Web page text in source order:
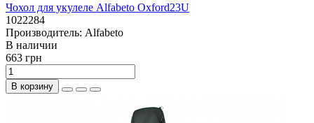
Чохол для укулеле Alfabeto Oxford23U
1022284
Производитель: Alfabeto
В наличии
663 грн
В корзину